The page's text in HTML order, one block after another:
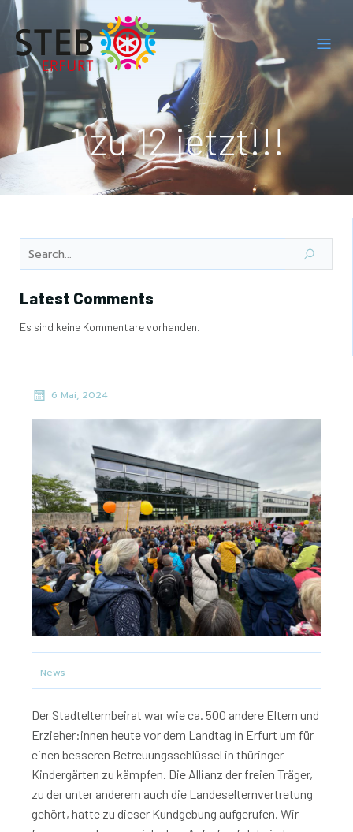
1 zu 12 jetzt!!!
Latest Comments
Es sind keine Kommentare vorhanden.
6 Mai, 2024
News
Der Stadtelternbeirat war wie ca. 500 andere Eltern und
Erzieher:innen heute vor dem Landtag in Erfurt um für
einen besseren Betreuungsschlüssel in thüringer
Kindergärten zu kämpfen. Die Allianz der freien Träger,
zu der unter anderem auch die Landeselternvertretung
gehört, hatte zu dieser Kundgebung aufgerufen. Wir